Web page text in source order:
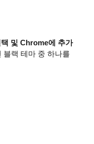
및 Chrome에 추가
블랙 테마 중 하나를